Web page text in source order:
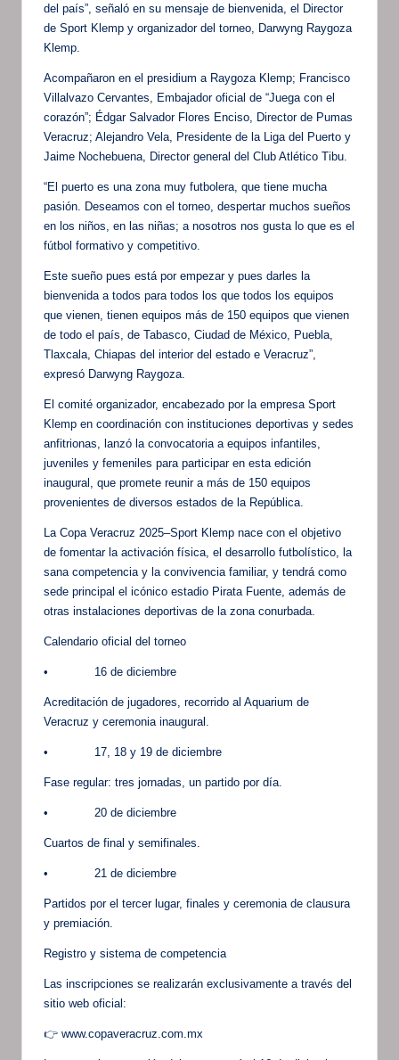
del país”, señaló en su mensaje de bienvenida, el Director
de Sport Klemp y organizador del torneo, Darwyng Raygoza
Klemp.
Acompañaron en el presidium a Raygoza Klemp; Francisco
Villalvazo Cervantes, Embajador oficial de “Juega con el
corazón”; Édgar Salvador Flores Enciso, Director de Pumas
Veracruz; Alejandro Vela, Presidente de la Liga del Puerto y
Jaime Nochebuena, Director general del Club Atlético Tibu.
“El puerto es una zona muy futbolera, que tiene mucha
pasión. Deseamos con el torneo, despertar muchos sueños
en los niños, en las niñas; a nosotros nos gusta lo que es el
fútbol formativo y competitivo.
Este sueño pues está por empezar y pues darles la
bienvenida a todos para todos los que todos los equipos
que vienen, tienen equipos más de 150 equipos que vienen
de todo el país, de Tabasco, Ciudad de México, Puebla,
Tlaxcala, Chiapas del interior del estado e Veracruz”,
expresó Darwyng Raygoza.
El comité organizador, encabezado por la empresa Sport
Klemp en coordinación con instituciones deportivas y sedes
anfitrionas, lanzó la convocatoria a equipos infantiles,
juveniles y femeniles para participar en esta edición
inaugural, que promete reunir a más de 150 equipos
provenientes de diversos estados de la República.
La Copa Veracruz 2025–Sport Klemp nace con el objetivo
de fomentar la activación física, el desarrollo futbolístico, la
sana competencia y la convivencia familiar, y tendrá como
sede principal el icónico estadio Pirata Fuente, además de
otras instalaciones deportivas de la zona conurbada.
Calendario oficial del torneo
• 16 de diciembre
Acreditación de jugadores, recorrido al Aquarium de
Veracruz y ceremonia inaugural.
• 17, 18 y 19 de diciembre
Fase regular: tres jornadas, un partido por día.
• 20 de diciembre
Cuartos de final y semifinales.
• 21 de diciembre
Partidos por el tercer lugar, finales y ceremonia de clausura
y premiación.
Registro y sistema de competencia
Las inscripciones se realizarán exclusivamente a través del
sitio web oficial:
👉 www.copaveracruz.com.mx